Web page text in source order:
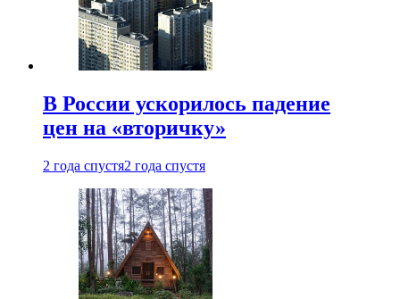
В России ускорилось падение
цен на «вторичку»
2 года спустя2 года спустя